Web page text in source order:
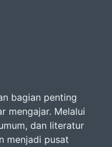
bagian penting
mengajar. Melalui
dan literatur
menjadi pusat